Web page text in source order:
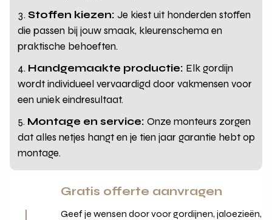
Stoffen kiezen: Je kiest uit honderden stoffen
die passen bij jouw smaak, kleurenschema en
praktische behoeften.
Handgemaakte productie: Elk gordijn
wordt individueel vervaardigd door vakmensen voor
een uniek eindresultaat.
Montage en service: Onze monteurs zorgen
dat alles netjes hangt en je tien jaar garantie hebt op
montage.
Gratis offerte aanvragen
Geef je wensen door voor gordijnen, jaloezieën,